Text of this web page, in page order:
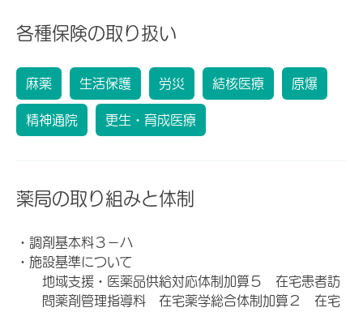
各種保険の取り扱い
麻薬 生活保護 労災 結核医療 原爆
精神通院 更生・育成医療
薬局の取り組みと体制
・調剤基本料３－ハ
・施設基準について
地域支援・医薬品供給対応体制加算５ 在宅患者訪
問薬剤管理指導料 在宅薬学総合体制加算２ 在宅